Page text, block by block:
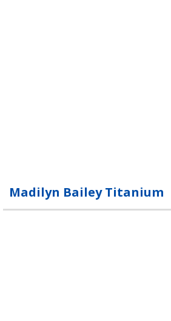
Madilyn Bailey Titanium